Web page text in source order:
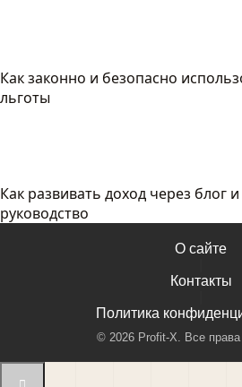
Как законно и безопасно
льготы
Как развивать доход через блог
руководство
О сайте
Контакты
Политика
© 2026Profit-X. Все